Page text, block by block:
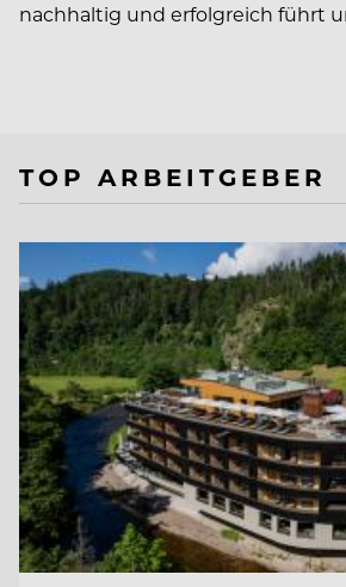
nachhaltig und erfolgreich führt
TOP ARBEITGEBER